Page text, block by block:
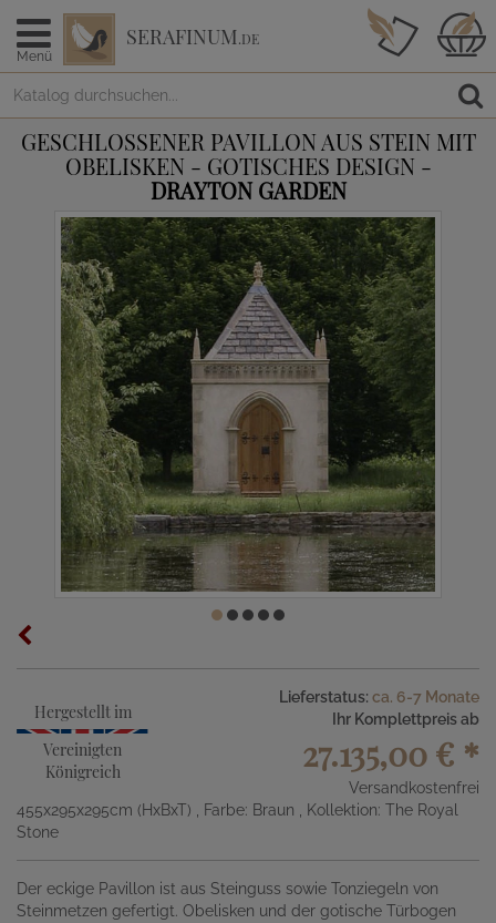
Menü
SERAFINUM.DE
GESCHLOSSENER PAVILLON AUS STEIN MIT
OBELISKEN - GOTISCHES DESIGN -
DRAYTON GARDEN
Hergestellt im
Vereinigten
Königreich
Lieferstatus: ca. 6-7 Monate
Ihr Komplettpreis ab
27.135,00 € *
Versandkostenfrei
455x295x295cm (HxBxT)
, Farbe: Braun
, Kollektion: The Royal
Stone
Der eckige Pavillon ist aus Steinguss sowie Tonziegeln von
Steinmetzen gefertigt. Obelisken und der gotische Türbogen